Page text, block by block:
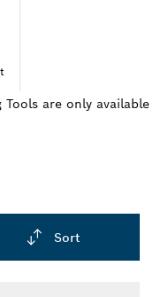
Tools are only available
Sort